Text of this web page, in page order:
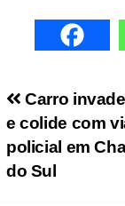
Carro
e colide com
policial em
do Sul